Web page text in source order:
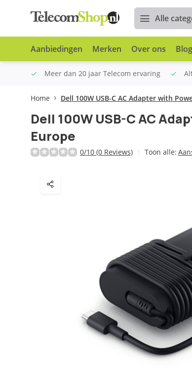
Alle
Aanbiedingen Merken Over ons Blog
Meer dan 20 jaar Telecom ervaring
Home Dell 100W USB-C AC Adapter with
Dell 100W USB-C AC
Europe
0/10 (0 Reviews) Toon alle: